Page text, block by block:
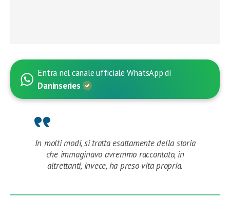
Entra nel canale ufficiale WhatsApp di
Daninseries
In molti modi, si tratta esattamente della storia
che immaginavo avremmo raccontato, in
altrettanti, invece, ha preso vita propria.